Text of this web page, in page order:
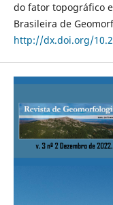
do fator topográfico
Brasileira de
http://dx.doi.org/